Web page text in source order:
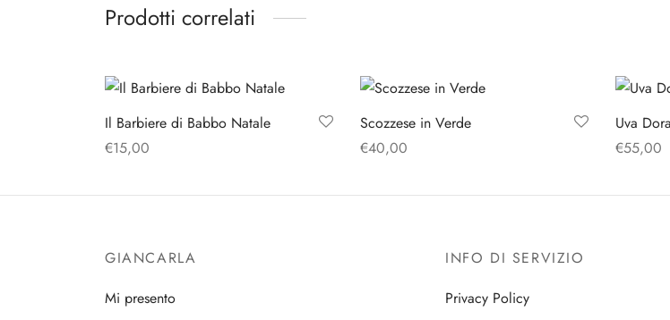
Prodotti correlati
Il Barbiere di Babbo Natale
€15,00
Scozzese in Verde
€40,00
Uva
€55,00
GIANCARLA
Mi presento
INFO DI SERVIZIO
Privacy Policy